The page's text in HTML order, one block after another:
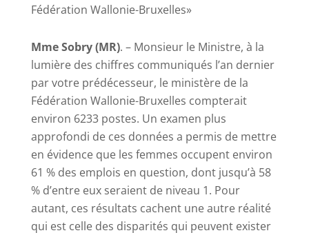
Fédération Wallonie-Bruxelles»
Mme Sobry (MR). – Monsieur le Ministre, à la
lumière des chiffres communiqués l’an dernier
par votre prédécesseur, le ministère de la
Fédération Wallonie-Bruxelles compterait
environ 6233 postes. Un examen plus
approfondi de ces données a permis de mettre
en évidence que les femmes occupent environ
61 % des emplois en question, dont jusqu’à 58
% d’entre eux seraient de niveau 1. Pour
autant, ces résultats cachent une autre réalité
qui est celle des disparités qui peuvent exister